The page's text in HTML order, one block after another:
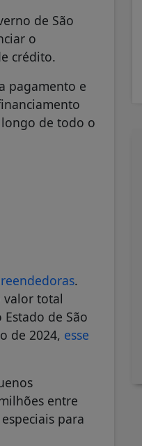
de São
o
crédito.
pagamento e
longo de todo o
.
valor total
de São
de 2024, esse
entre
para